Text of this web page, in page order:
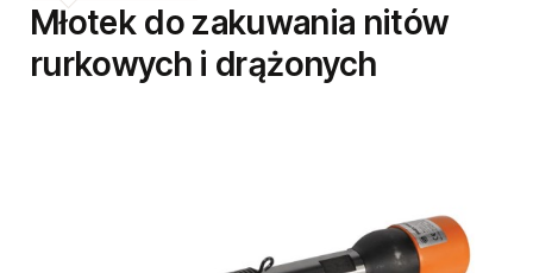
Młotek do zakuwania nitów
rurkowych i drążonych